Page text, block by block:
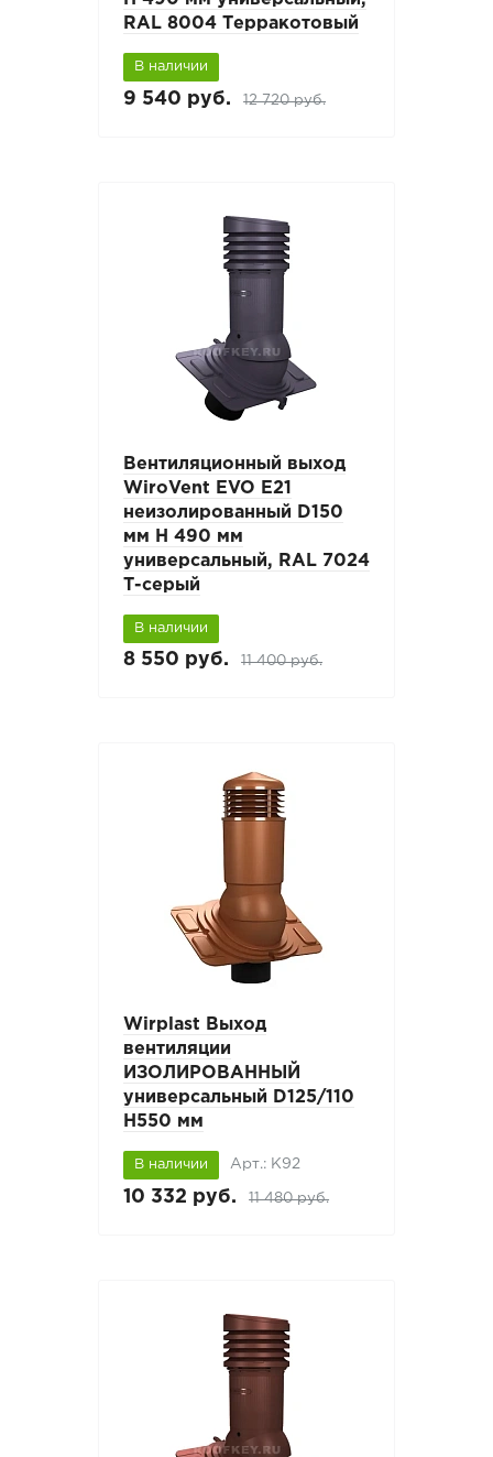
RAL 8004 Терракотовый
В наличии
9 540 руб. 12 720 руб.
Вентиляционный выход
WiroVent EVO E21
неизолированный D150
мм Н 490 мм
универсальный, RAL 7024
Т-серый
В наличии
8 550 руб. 11 400 руб.
Wirplast Выход
вентиляции
ИЗОЛИРОВАННЫЙ
универсальный D125/110
H550 мм
В наличии Арт.: К92
10 332 руб. 11 480 руб.